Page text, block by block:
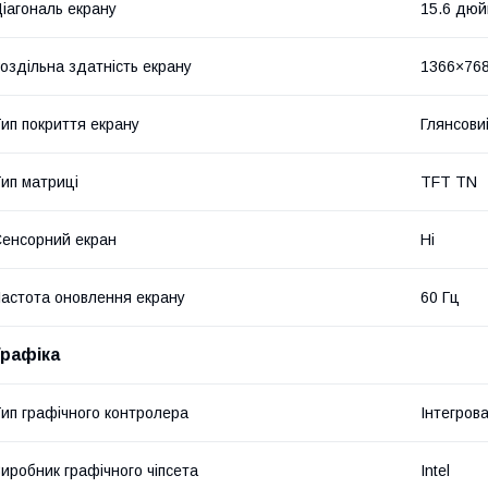
екрану 15.6
здатність екрану 1366×768
покриття екрану
матриці TFT TN
екран Ні
оновлення екрану 60 Гц
графічного контролера
графічного чіпсета Intel